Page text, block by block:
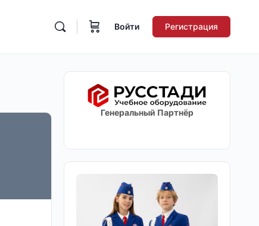
Войти Регистрация
Генеральный Партнёр